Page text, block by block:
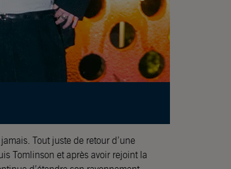
Tout juste de retour d’une
Tomlinson et après avoir rejoint la